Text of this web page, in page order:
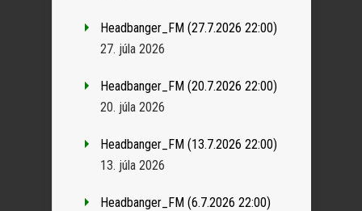
Headbanger_FM (27.7.2026 22:00)
27. júla 2026
Headbanger_FM (20.7.2026 22:00)
20. júla 2026
Headbanger_FM (13.7.2026 22:00)
13. júla 2026
Headbanger_FM (6.7.2026 22:00)